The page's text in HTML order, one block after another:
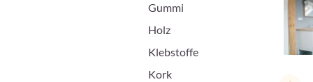
Gummi
Holz
Klebstoffe
Kork